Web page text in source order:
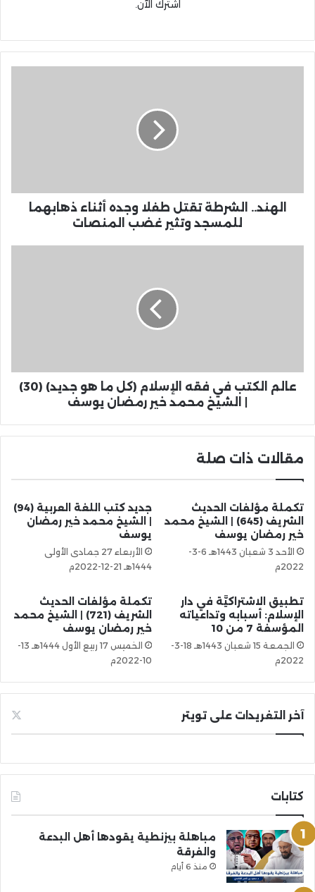
اشترك الآن.
الهند.. الشرطة تقتل طفلا وجده أثناء ذهابهما
للمسجد وتثير غضب المنصات
عالم الكتب في فقه الإسلام (كل ما هو جديد) (30)
| الشيخ محمد خير رمضان يوسف
مقالات ذات صلة
تكملة مؤلفات الحديث
الشريف (645) | الشيخ محمد
خير رمضان يوسف
الأحد 3 شعبان 1443هـ 6-3-
2022م
جديد كتب اللغة العربية (94)
| الشيخ محمد خير رمضان
يوسف
الأربعاء 27 جمادى الأولى
1444هـ 21-12-2022م
تطبيق الاشتراكيَّة في دار
الإسلام: أسبابه وتداعياته
المؤسفة 7 من 10
الجمعة 15 شعبان 1443هـ 18-3-
2022م
تكملة مؤلفات الحديث
الشريف (721) | الشيخ محمد
خير رمضان يوسف
الخميس 17 ربيع الأول 1444هـ 13-
10-2022م
آخر التغريدات على تويتر
كتابات
مباهلة بيزنطية يقودها أهل البدعة
والفرقة
منذ 6 أيام